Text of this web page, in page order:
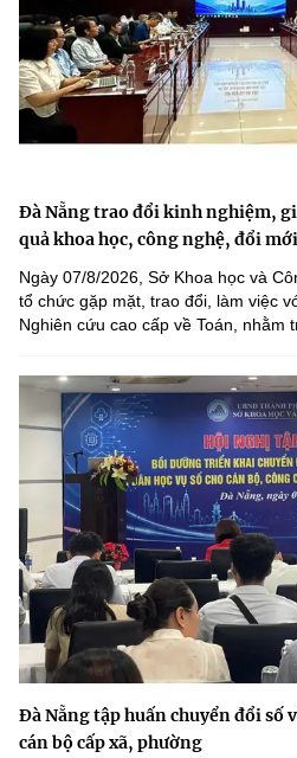
Đà Nẵng trao đổi kinh nghiệm,
quả khoa học, công nghệ, đổi
Ngày 07/8/2026, Sở Khoa học và
tổ chức gặp mặt, trao đổi, làm việc
Nghiên cứu cao cấp về Toán, nhằm
Đà Nẵng tập huấn chuyển đổi số
cán bộ cấp xã, phường